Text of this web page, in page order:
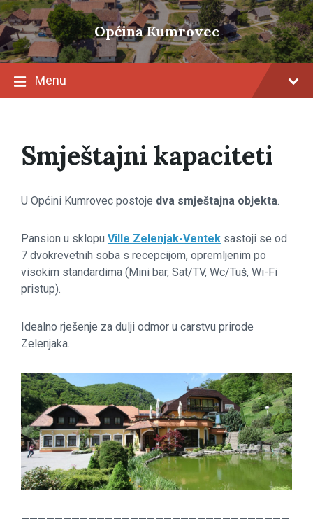
Skip
to
content
Skip
to
main
navigation
Skip
to
footer
Općina Kumrovec
Menu
Smještajni kapaciteti
U Općini Kumrovec postoje dva smještajna objekta.
Pansion u sklopu Ville Zelenjak-Ventek sastoji se od
7 dvokrevetnih soba s recepcijom, opremljenim po
visokim standardima (Mini bar, Sat/TV, Wc/Tuš, Wi-Fi
pristup).
Idealno rješenje za dulji odmor u carstvu prirode
Zelenjaka.